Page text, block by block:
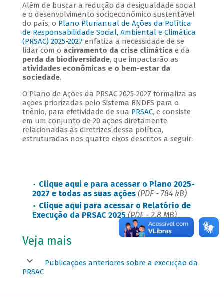
Além de buscar a redução da desigualdade social
e o desenvolvimento socioeconômico sustentável
do país, o Plano Plurianual de Ações da Política
de Responsabilidade Social, Ambiental e Climática
(PRSAC) 2025-2027 enfatiza a necessidade de se
lidar com o acirramento da crise climática e da
perda da biodiversidade, que impactarão as
atividades econômicas e o bem-estar da
sociedade.
O Plano de Ações da PRSAC 2025-2027 formaliza as
ações priorizadas pelo Sistema BNDES para o
triênio, para efetividade de sua PRSAC, e consiste
em um conjunto de 20 ações diretamente
relacionadas às diretrizes dessa política,
estruturadas nos quatro eixos descritos a seguir:
Clique aqui e para acessar o Plano 2025-
2027 e todas as suas ações (PDF - 784 kB)
Clique aqui para acessar o Relatório de
Execução da PRSAC 2025 (PDF - 2,8 MB)
Veja mais
Publicações anteriores sobre a execução da
PRSAC